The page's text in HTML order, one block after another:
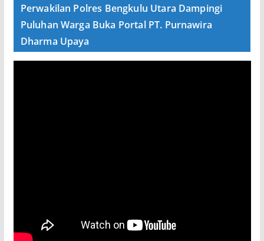
Perwakilan Polres Bengkulu Utara Dampingi
Puluhan Warga Buka Portal PT. Purnawira
Dharma Upaya